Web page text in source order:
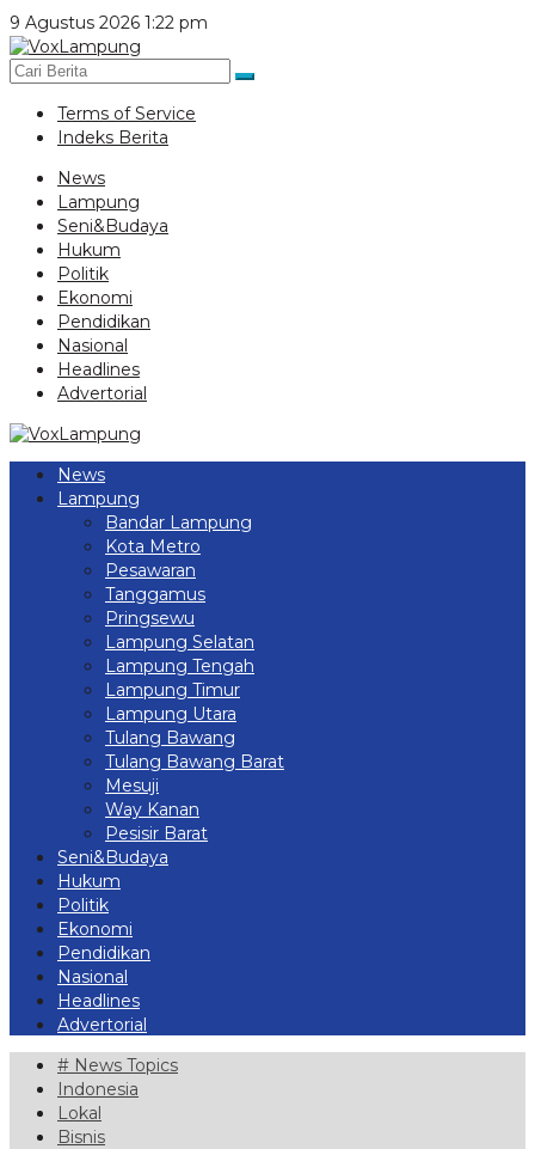
Lewati
ke
konten
9 Agustus 2026 1:22 pm
Terms of Service
Indeks Berita
News
Lampung
Seni&Budaya
Hukum
Politik
Ekonomi
Pendidikan
Nasional
Headlines
Advertorial
News
Lampung
Bandar Lampung
Kota Metro
Pesawaran
Tanggamus
Pringsewu
Lampung Selatan
Lampung Tengah
Lampung Timur
Lampung Utara
Tulang Bawang
Tulang Bawang Barat
Mesuji
Way Kanan
Pesisir Barat
Seni&Budaya
Hukum
Politik
Ekonomi
Pendidikan
Nasional
Headlines
Advertorial
# News Topics
Indonesia
Lokal
Bisnis